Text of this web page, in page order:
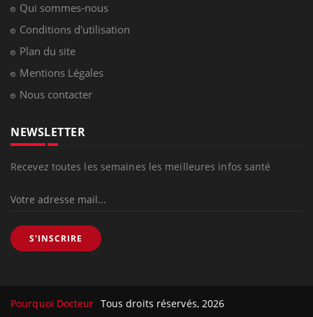
Qui sommes-nous
Conditions d'utilisation
Plan du site
Mentions Légales
Nous contacter
NEWSLETTER
Recevez toutes les semaines les meilleures infos santé
S'INSCRIRE
Pourquoi Docteur Tous droits réservés, 2026